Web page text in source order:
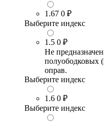
1.67 0 ₽
Выберите индекс
1.5 0 ₽
Не
полуободковых
оправ.
Выберите индекс
1.6 0 ₽
Выберите индекс